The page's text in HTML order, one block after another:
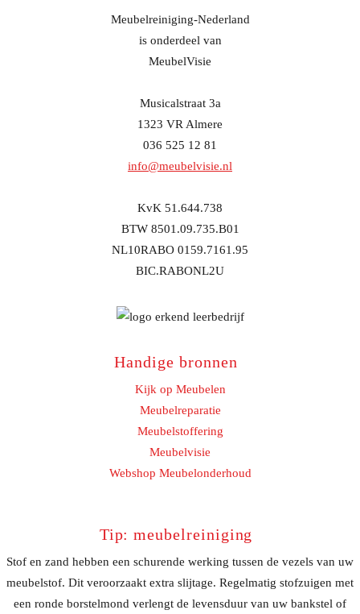
Meubelreiniging-Nederland
is onderdeel van
MeubelVisie
Musicalstraat 3a
1323 VR Almere
036 525 12 81
info@meubelvisie.nl
KvK 51.644.738
BTW 8501.09.735.B01
NL10RABO 0159.7161.95
BIC.RABONL2U
Handige bronnen
Kijk op Meubelen
Meubelreparatie
Meubelstoffering
Meubelvisie
Webshop Meubelonderhoud
Tip: meubelreiniging
Stof en zand hebben een schurende werking tussen de vezels van uw
meubelstof. Dit veroorzaakt extra slijtage. Regelmatig stofzuigen met
een ronde borstelmond verlengt de levensduur van uw bankstel of